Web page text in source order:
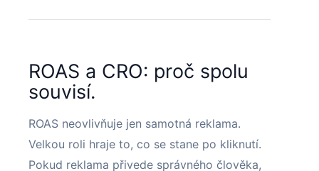
ROAS a CRO: proč spolu
souvisí.
ROAS neovlivňuje jen samotná reklama.
Velkou roli hraje to, co se stane po kliknutí.
Pokud reklama přivede správného člověka,